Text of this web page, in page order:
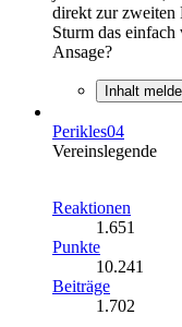
direkt zur zweiten
Sturm das einfach
Ansage?
Inhalt
Perikles04
Vereinslegende
Reaktionen
1.651
Punkte
10.241
Beiträge
1.702